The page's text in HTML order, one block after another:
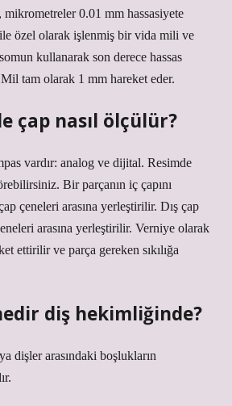
mikrometreler 0.01 mm hassasiyete
özel olarak işlenmiş bir vida mili ve
kullanarak son derece hassas
tam olarak 1 mm hareket eder.
çap nasıl ölçülür?
vardır: analog ve dijital. Resimde
Bir parçanın iç çapını
çeneleri arasına yerleştirilir. Dış çap
arasına yerleştirilir. Verniye olarak
ettirilir ve parça gereken sıkılığa
diş hekimliğinde?
dişler arasındaki boşlukların